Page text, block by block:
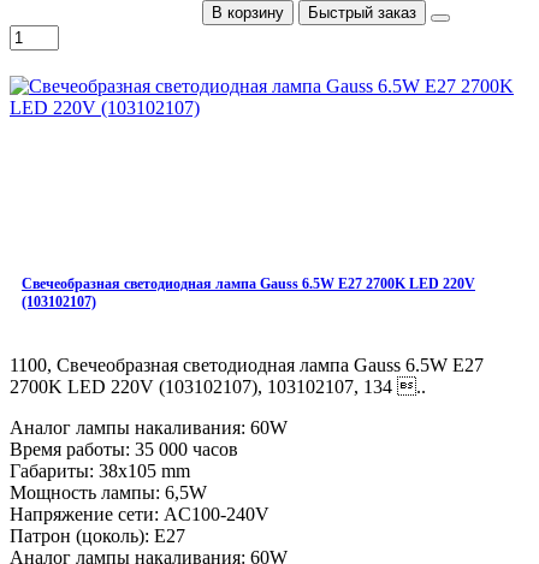
В корзину Быстрый заказ
Свечеобразная светодиодная лампа Gauss 6.5W E27 2700K LED 220V
(103102107)
1100, Свечеобразная светодиодная лампа Gauss 6.5W E27
2700K LED 220V (103102107), 103102107, 134 ..
Аналог лампы накаливания: 60W
Время работы: 35 000 часов
Габариты: 38x105 mm
Мощность лампы: 6,5W
Напряжение сети: AC100-240V
Патрон (цоколь): E27
Аналог лампы накаливания: 60W